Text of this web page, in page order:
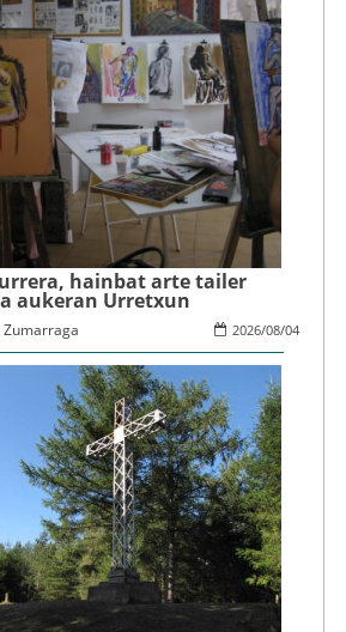
hainbat arte tailer
aukeran Urretxun
2026/08/04